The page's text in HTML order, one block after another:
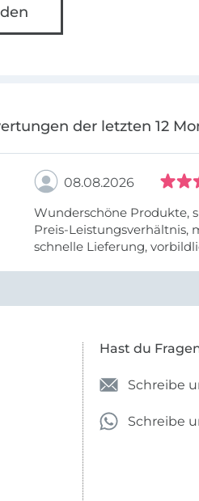
der letzten 12
08.08.2026
Wunderschöne Produkte,
Preis-Leistungsverhältnis,
schnelle Lieferung,
Hast du
Schreibe
Schreibe